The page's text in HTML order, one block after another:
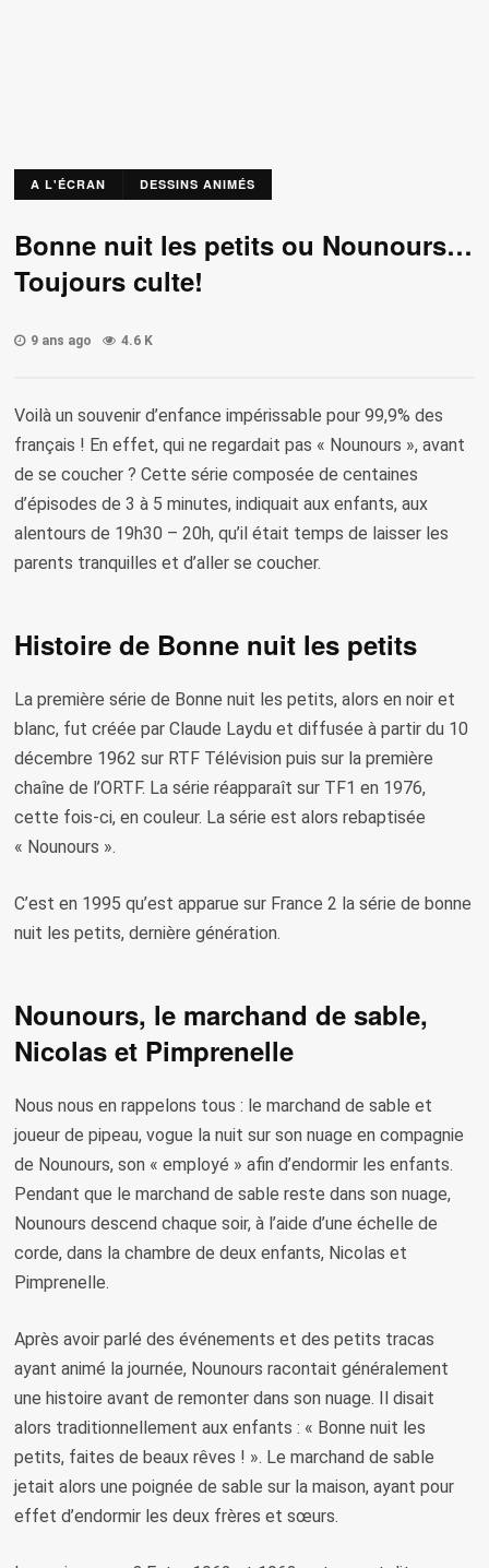
A L'ÉCRAN DESSINS ANIMÉS
Bonne nuit les petits ou Nounours…
Toujours culte!
9 ans ago 4.6 K
Voilà un souvenir d’enfance impérissable pour 99,9% des
français ! En effet, qui ne regardait pas « Nounours », avant
de se coucher ? Cette série composée de centaines
d’épisodes de 3 à 5 minutes, indiquait aux enfants, aux
alentours de 19h30 – 20h, qu’il était temps de laisser les
parents tranquilles et d’aller se coucher.
Histoire de Bonne nuit les petits
La première série de Bonne nuit les petits, alors en noir et
blanc, fut créée par Claude Laydu et diffusée à partir du 10
décembre 1962 sur RTF Télévision puis sur la première
chaîne de l’ORTF. La série réapparaît sur TF1 en 1976,
cette fois-ci, en couleur. La série est alors rebaptisée
« Nounours ».
C’est en 1995 qu’est apparue sur France 2 la série de bonne
nuit les petits, dernière génération.
Nounours, le marchand de sable,
Nicolas et Pimprenelle
Nous nous en rappelons tous : le marchand de sable et
joueur de pipeau, vogue la nuit sur son nuage en compagnie
de Nounours, son « employé » afin d’endormir les enfants.
Pendant que le marchand de sable reste dans son nuage,
Nounours descend chaque soir, à l’aide d’une échelle de
corde, dans la chambre de deux enfants, Nicolas et
Pimprenelle.
Après avoir parlé des événements et des petits tracas
ayant animé la journée, Nounours racontait généralement
une histoire avant de remonter dans son nuage. Il disait
alors traditionnellement aux enfants : « Bonne nuit les
petits, faites de beaux rêves ! ». Le marchand de sable
jetait alors une poignée de sable sur la maison, ayant pour
effet d’endormir les deux frères et sœurs.